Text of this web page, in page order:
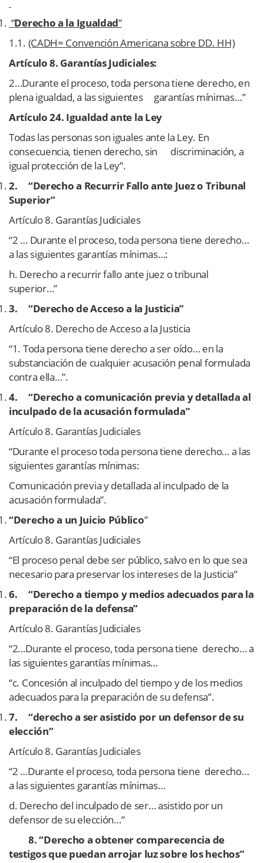
“Derecho a la Igualdad”
1.1. (CADH= Convención Americana sobre DD. HH)
Artículo 8. Garantías Judiciales:
2…Durante el proceso, toda persona tiene derecho, en
plena igualdad, a las siguientes garantías mínimas…”
Artículo 24. Igualdad ante la Ley
Todas las personas son iguales ante la Ley. En
consecuencia, tienen derecho, sin discriminación, a
igual protección de la Ley”.
2. “Derecho a Recurrir Fallo ante Juez o Tribunal
Superior”
Artículo 8. Garantías Judiciales
“2 … Durante el proceso, toda persona tiene derecho…
a las siguientes garantías mínimas…:
h. Derecho a recurrir fallo ante juez o tribunal
superior…”
3. “Derecho de Acceso a la Justicia”
Artículo 8. Derecho de Acceso a la Justicia
“1. Toda persona tiene derecho a ser oído… en la
substanciación de cualquier acusación penal formulada
contra ella…”.
4. “Derecho a comunicación previa y detallada al
inculpado de la acusación formulada”
Artículo 8. Garantías Judiciales
“Durante el proceso toda persona tiene derecho… a las
siguientes garantías mínimas:
Comunicación previa y detallada al inculpado de la
acusación formulada”.
“Derecho a un Juicio Público”
Artículo 8. Garantías Judiciales
“El proceso penal debe ser público, salvo en lo que sea
necesario para preservar los intereses de la Justicia”
6. “Derecho a tiempo y medios adecuados para la
preparación de la defensa”
Artículo 8. Garantías Judiciales
“2…Durante el proceso, toda persona tiene derecho… a
las siguientes garantías mínimas…
“c. Concesión al inculpado del tiempo y de los medios
adecuados para la preparación de su defensa”.
7. “derecho a ser asistido por un defensor de su
elección”
Artículo 8. Garantías Judiciales
“2 …Durante el proceso, toda persona tiene derecho…
a las siguientes garantías mínimas…
d. Derecho del inculpado de ser… asistido por un
defensor de su elección…”
8. “Derecho a obtener comparecencia de
testigos que puedan arrojar luz sobre los hechos”